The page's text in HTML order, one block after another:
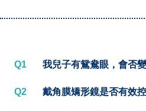
Q1 我兒子有鴛鴦眼，會否
Q2 戴角膜矯形鏡是否有效